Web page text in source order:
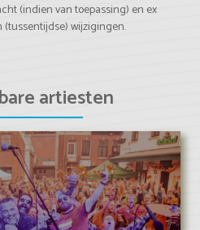
(indien van toepassing) en ex
(tussentijdse) wijzigingen.
artiesten